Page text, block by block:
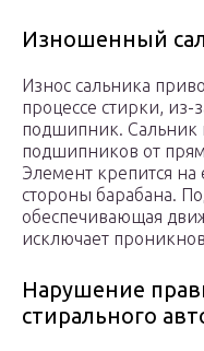
Изношенный
Износ сальника
процессе стирки, из-
подшипник. Сальник
подшипников от
Элемент крепится
стороны барабана.
обеспечивающая
исключает
Нарушение
стирального